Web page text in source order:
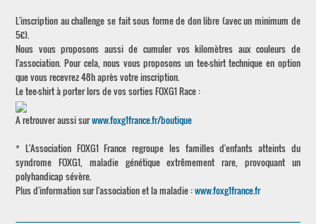
L'inscription au challenge se fait sous forme de don libre (avec un minimum de
5€).
Nous vous proposons aussi de cumuler vos kilomètres aux couleurs de
l'association. Pour cela, nous vous proposons un tee-shirt technique en option
que vous recevrez 48h après votre inscription.
Le tee-shirt à porter lors de vos sorties FOXG1 Race :
A retrouver aussi surwww.foxg1france.fr/boutique
* L'Association FOXG1 France regroupe les familles d'enfants atteints du
syndrome FOXG1, maladie génétique extrêmement rare, provoquant un
polyhandicap sévère.
Plus d'information sur l'association et la maladie :www.foxg1france.fr